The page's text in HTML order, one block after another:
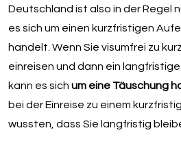
Deutschland ist also in der Regel
es sich um einen kurzfristigen
handelt. Wenn Sie visumfrei zu
einreisen und dann ein
kann es sich um eine Täuschung
bei der Einreise zu einem
wussten, dass Sie langfristig